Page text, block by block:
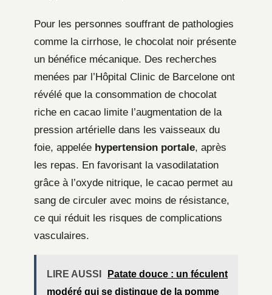
Pour les personnes souffrant de pathologies
comme la cirrhose, le chocolat noir présente
un bénéfice mécanique. Des recherches
menées par l’Hôpital Clinic de Barcelone ont
révélé que la consommation de chocolat
riche en cacao limite l’augmentation de la
pression artérielle dans les vaisseaux du
foie, appelée hypertension portale, après
les repas. En favorisant la vasodilatation
grâce à l’oxyde nitrique, le cacao permet au
sang de circuler avec moins de résistance,
ce qui réduit les risques de complications
vasculaires.
LIRE AUSSI
Patate douce : un féculent
modéré qui se distingue de la pomme